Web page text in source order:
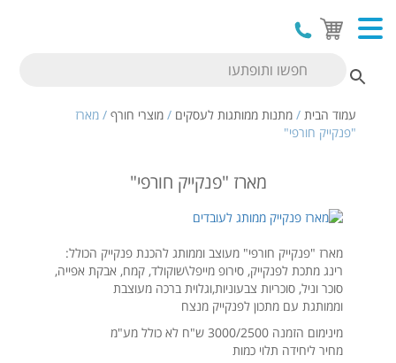
עמוד הבית/ מתנות ממותגות לעסקים / מוצרי חורף/ מארז
"פנקייק חורפי"
מארז "פנקייק חורפי"
מארז "פנקייק חורפי" מעוצב וממותג להכנת פנקייק הכולל:
רינג מתכת לפנקייק, סירופ מייפל\שוקולד, קמח, אבקת אפייה,
סוכר וניל, סוכריות צבעוניות,וגלוית ברכה מעוצבת
וממותגת עם מתכון לפנקייק מנצח
מינימום הזמנה 3000/2500 ש"ח לא כולל מע"מ
מחיר ליחידה תלוי כמות